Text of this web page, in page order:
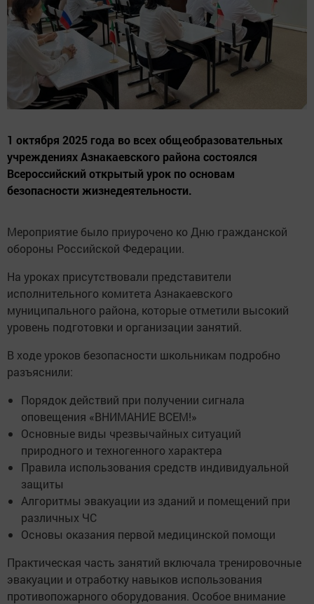
1 октября 2025 года во всех общеобразовательных
учреждениях Азнакаевского района состоялся
Всероссийский открытый урок по основам
безопасности жизнедеятельности.
Мероприятие было приурочено ко Дню гражданской
обороны Российской Федерации.
На уроках присутствовали представители
исполнительного комитета Азнакаевского
муниципального района, которые отметили высокий
уровень подготовки и организации занятий.
В ходе уроков безопасности школьникам подробно
разъяснили:
Порядок действий при получении сигнала
оповещения «ВНИМАНИЕ ВСЕМ!»
Основные виды чрезвычайных ситуаций
природного и техногенного характера
Правила использования средств индивидуальной
защиты
Алгоритмы эвакуации из зданий и помещений при
различных ЧС
Основы оказания первой медицинской помощи
Практическая часть занятий включала тренировочные
эвакуации и отработку навыков использования
противопожарного оборудования. Особое внимание